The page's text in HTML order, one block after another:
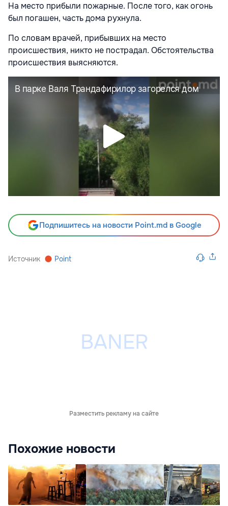
На место прибыли пожарные. После того, как огонь
был погашен, часть дома рухнула.
По словам врачей, прибывших на место
происшествия, никто не пострадал. Обстоятельства
происшествия выясняются.
Подпишитесь на новости Point.md в Google
Источник Point
Разместить рекламу на сайте
Похожие новости